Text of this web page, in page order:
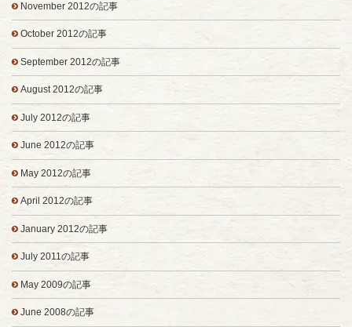
November 2012の記事
October 2012の記事
September 2012の記事
August 2012の記事
July 2012の記事
June 2012の記事
May 2012の記事
April 2012の記事
January 2012の記事
July 2011の記事
May 2009の記事
June 2008の記事